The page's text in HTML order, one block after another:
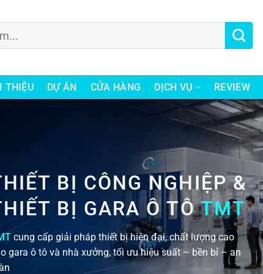
THIỆU DỰ ÁN CỬA HÀNG DỊCH VỤ REVIEW
BỊ CÔNG NGHIỆP &
BỊ GARA Ô TÔ TMT
cung cấp giải pháp thiết bị hiện đại, chất lượng cao
gara ô tô và nhà xưởng, tối ưu hiệu suất – bền bỉ – an